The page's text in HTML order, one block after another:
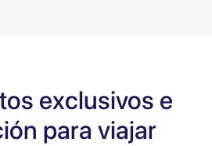
exclusivos e
para viajar